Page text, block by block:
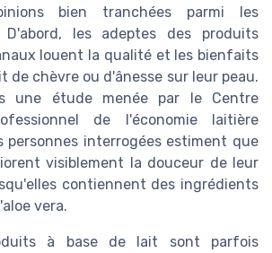
bien tranchées parmi les
D'abord, les adeptes des produits
louent la qualité et les bienfaits
de chèvre ou d'ânesse sur leur peau.
une étude menée par le Centre
de l'économie laitière
personnes interrogées estiment que
visiblement la douceur de leur
contiennent des ingrédients
vera.
à base de lait sont parfois